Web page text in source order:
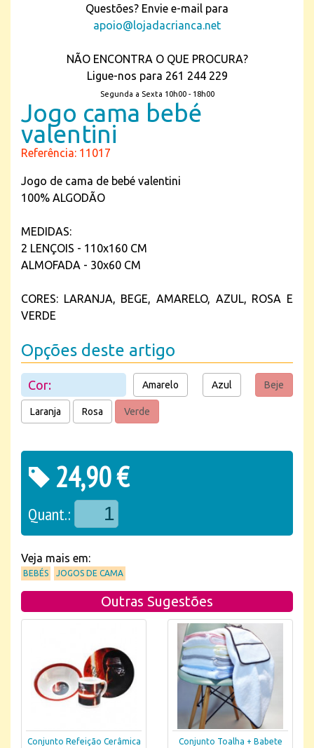
Questões? Envie e-mail para
apoio@lojadacrianca.net
NÃO ENCONTRA O QUE PROCURA?
Ligue-nos para 261 244 229
Segunda a Sexta 10h00 - 18h00
Jogo cama bebé
valentini
Referência: 11017
Jogo de cama de bebé valentini
100% ALGODÃO
MEDIDAS:
2 LENÇOIS - 110x160 CM
ALMOFADA - 30x60 CM
CORES: LARANJA, BEGE, AMARELO, AZUL, ROSA E
VERDE
Opções deste artigo
Cor: Amarelo Azul Beje
Laranja Rosa Verde
24,90 €
Quant.:
Veja mais em:
BEBÉS JOGOS DE CAMA
Outras Sugestões
Conjunto Refeição Cerâmica Conjunto Toalha + Babete